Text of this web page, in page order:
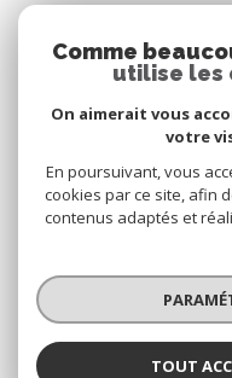
Comme
utilise les
On aimerait vous
votre
En poursuivant, vous
cookies par ce site, afin
contenus adaptés et
TOUT